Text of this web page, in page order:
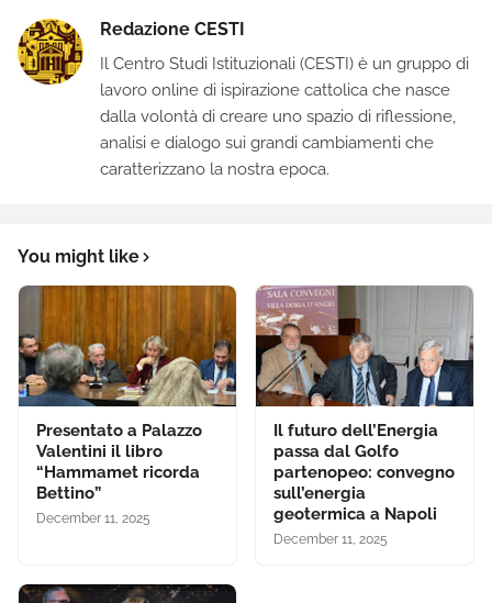
Redazione CESTI
Il Centro Studi Istituzionali (CESTI) è un gruppo di
lavoro online di ispirazione cattolica che nasce
dalla volontà di creare uno spazio di riflessione,
analisi e dialogo sui grandi cambiamenti che
caratterizzano la nostra epoca.
You might like
Presentato a Palazzo
Valentini il libro
“Hammamet ricorda
Bettino”
December 11, 2025
Il futuro dell’Energia
passa dal Golfo
partenopeo: convegno
sull’energia
geotermica a Napoli
December 11, 2025